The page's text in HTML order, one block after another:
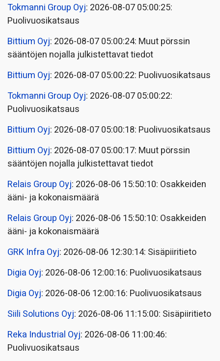
Tokmanni Group Oyj: 2026-08-07 05:00:25:
Puolivuosikatsaus
Bittium Oyj: 2026-08-07 05:00:24: Muut pörssin
sääntöjen nojalla julkistettavat tiedot
Bittium Oyj: 2026-08-07 05:00:22: Puolivuosikatsaus
Tokmanni Group Oyj: 2026-08-07 05:00:22:
Puolivuosikatsaus
Bittium Oyj: 2026-08-07 05:00:18: Puolivuosikatsaus
Bittium Oyj: 2026-08-07 05:00:17: Muut pörssin
sääntöjen nojalla julkistettavat tiedot
Relais Group Oyj: 2026-08-06 15:50:10: Osakkeiden
ääni- ja kokonaismäärä
Relais Group Oyj: 2026-08-06 15:50:10: Osakkeiden
ääni- ja kokonaismäärä
GRK Infra Oyj: 2026-08-06 12:30:14: Sisäpiiritieto
Digia Oyj: 2026-08-06 12:00:16: Puolivuosikatsaus
Digia Oyj: 2026-08-06 12:00:16: Puolivuosikatsaus
Siili Solutions Oyj: 2026-08-06 11:15:00: Sisäpiiritieto
Reka Industrial Oyj: 2026-08-06 11:00:46:
Puolivuosikatsaus